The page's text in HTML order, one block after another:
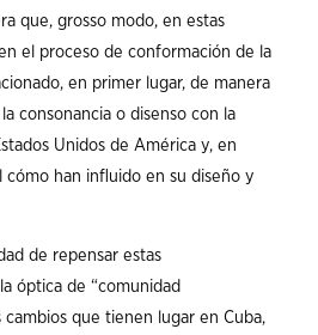
que, grosso modo, en estas
el proceso de conformación de la
en primer lugar, de manera
consonancia o disenso con la
Unidos de América y, en
cómo han influido en su diseño y
de repensar estas
óptica de “comunidad
que tienen lugar en Cuba,